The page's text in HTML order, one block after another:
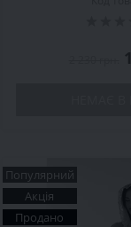
Популярний
Акція
Продано